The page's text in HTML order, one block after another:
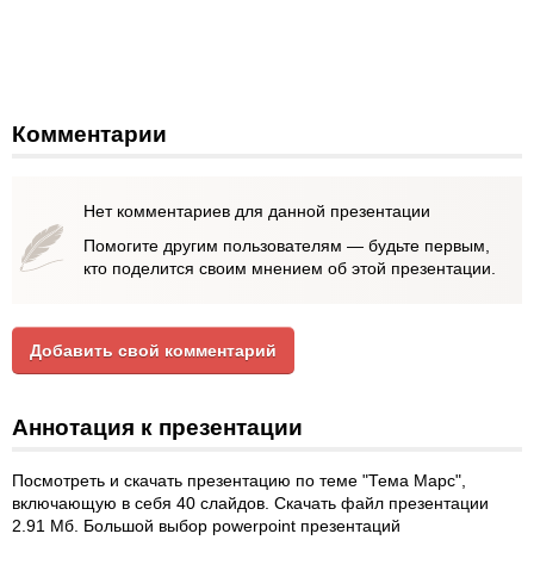
Комментарии
Нет комментариев для данной презентации
Помогите другим пользователям — будьте первым,
кто поделится своим мнением об этой презентации.
Добавить свой комментарий
Аннотация к презентации
Посмотреть и скачать презентацию по теме "Тема Марс",
включающую в себя 40 слайдов. Скачать файл презентации
2.91 Мб. Большой выбор powerpoint презентаций